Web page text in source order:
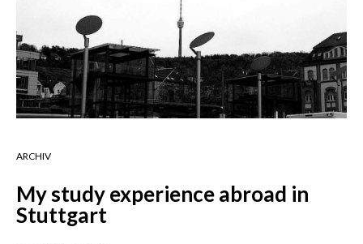
ARCHIV
My study experience abroad in
Stuttgart